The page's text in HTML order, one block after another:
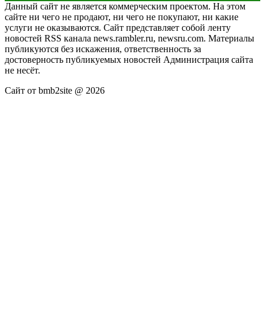
Данный сайт не является коммерческим проектом. На этом
сайте ни чего не продают, ни чего не покупают, ни какие
услуги не оказываются. Сайт представляет собой ленту
новостей RSS канала news.rambler.ru, newsru.com. Материалы
публикуются без искажения, ответственность за
достоверность публикуемых новостей Администрация сайта
не несёт.
Сайт от bmb2site @ 2026